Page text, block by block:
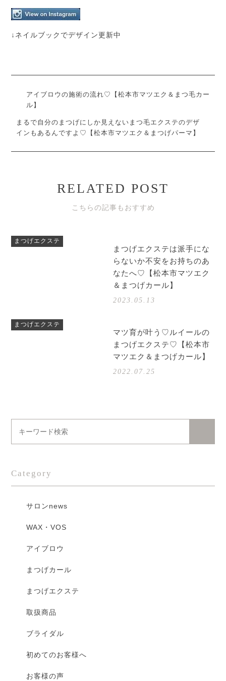
↓ネイルブックでデザイン更新中
アイブロウの施術の流れ♡【松本市マツエク＆まつ毛カー
ル】
まるで自分のまつげにしか見えないまつ毛エクステのデザ
インもあるんですよ♡【松本市マツエク＆まつげパーマ】
RELATED POST
こちらの記事もおすすめ
まつげエクステ
まつげエクステは派手にな
らないか不安をお持ちのあ
なたへ♡【松本市マツエク
＆まつげカール】
2023.05.13
まつげエクステ
マツ育が叶う♡ルイールの
まつげエクステ♡【松本市
マツエク＆まつげカール】
2022.07.25
Category
サロンnews
WAX・VOS
アイブロウ
まつげカール
まつげエクステ
取扱商品
ブライダル
初めてのお客様へ
お客様の声